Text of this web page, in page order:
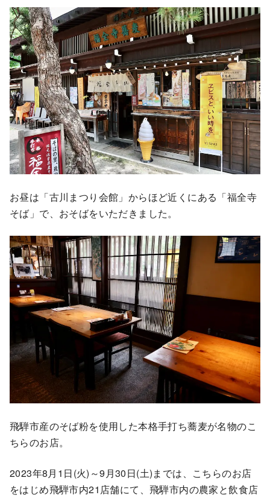
お昼は「古川まつり会館」からほど近くにある「福全寺
そば」で、おそばをいただきました。
飛騨市産のそば粉を使用した本格手打ち蕎麦が名物のこ
ちらのお店。
2023年8月1日(火)～9月30日(土)までは、こちらのお店
をはじめ飛騨市内21店舗にて、飛騨市内の農家と飲食店